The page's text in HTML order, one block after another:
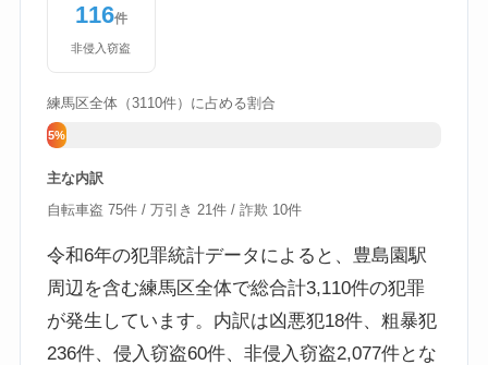
116件
非侵入窃盗
練馬区全体（3110件）に占める割合
5%
主な内訳
自転車盗 75件 / 万引き 21件 / 詐欺 10件
令和6年の犯罪統計データによると、豊島園駅
周辺を含む練馬区全体で総合計3,110件の犯罪
が発生しています。内訳は凶悪犯18件、粗暴犯
236件、侵入窃盗60件、非侵入窃盗2,077件とな